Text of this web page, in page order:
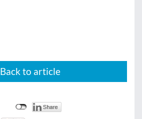
Back to article